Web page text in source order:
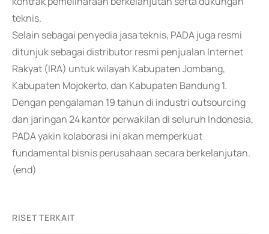
teknis.
Selain sebagai penyedia jasa teknis, PADA juga resmi
ditunjuk sebagai distributor resmi penjualan Internet
Rakyat (IRA) untuk wilayah Kabupaten Jombang,
Kabupaten Mojokerto, dan Kabupaten Bandung 1.
Dengan pengalaman 19 tahun di industri outsourcing
dan jaringan 24 kantor perwakilan di seluruh Indonesia,
PADA yakin kolaborasi ini akan memperkuat
fundamental bisnis perusahaan secara berkelanjutan.
(end)
RISET TERKAIT